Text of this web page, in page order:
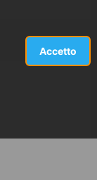
Accetto